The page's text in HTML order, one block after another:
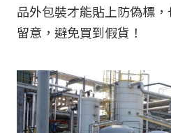
品外包裝才能貼上防偽標
留意，避免買到假貨！